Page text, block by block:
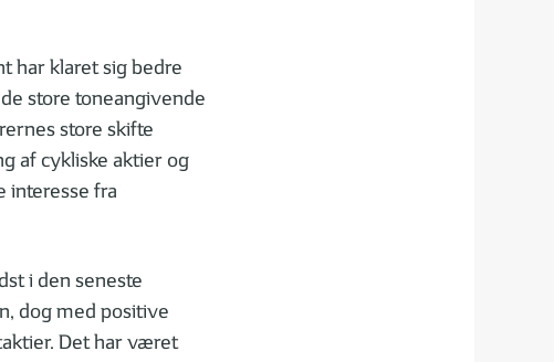
har klaret sig bedre
store toneangivende
store skifte
af cykliske aktier og
interesse fra
i den seneste
dog med positive
Det har været